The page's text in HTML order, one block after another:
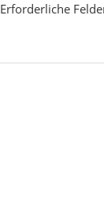
Erforderliche